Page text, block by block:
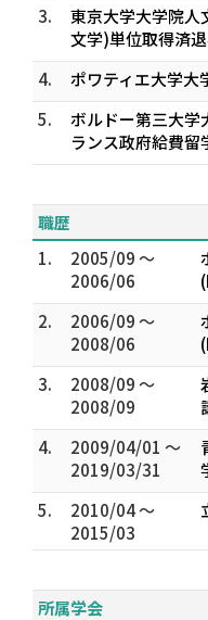
3.
東京大学大学院人
文学)単位取得済
4.
ポワティエ大学大
5.
ボルドー第三大学
ランス政府給費留
職歴
1.
2005/09 ～
2006/06
2.
2006/09 ～
2008/06
3.
2008/09 ～
2008/09
4.
2009/04/01 ～
2019/03/31
5.
2010/04 ～
2015/03
所属学会